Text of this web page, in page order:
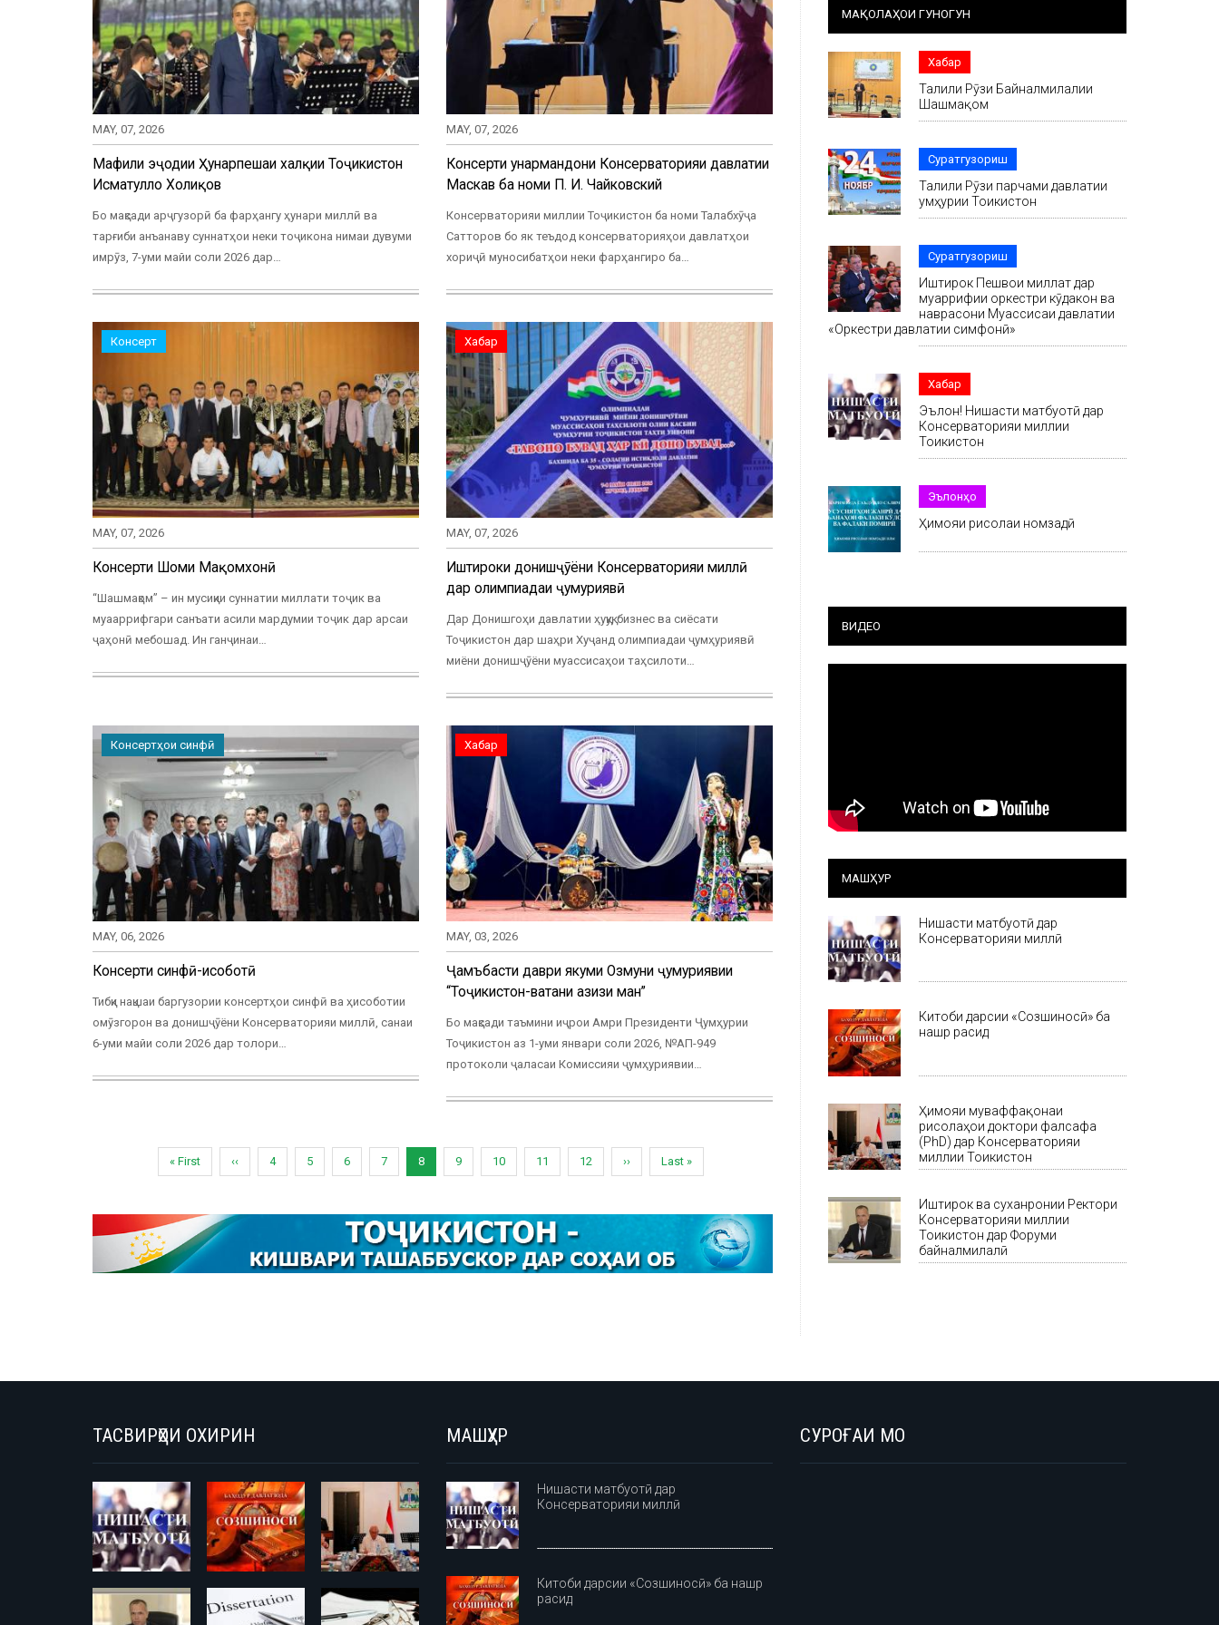
MAY, 07, 2026
Маҳфили эҷодии Ҳунарпешаи халқии Тоҷикистон
Исматулло Холиқов
Бо мақсади арҷгузорӣ ба фарҳангу ҳунари миллӣ ва
тарғиби анъанаву суннатҳои неки тоҷикона нимаи дувуми
имрӯз, 7-уми майи соли 2026 дар…
MAY, 07, 2026
Консерти ҳунармандони Консерваторияи давлатии
Маскав ба номи П. И. Чайковский
Консерваторияи миллии Тоҷикистон ба номи Талабхӯҷа
Сатторов бо як теъдод консерваторияҳои давлатҳои
хориҷӣ муносибатҳои неки фарҳангиро ба…
Консерт
MAY, 07, 2026
Консерти Шоми Мақомхонӣ
“Шашмақом” – ин мусиқии суннатии миллати тоҷик ва
муааррифгари санъати асили мардумии тоҷик дар арсаи
ҷаҳонӣ мебошад. Ин ганҷинаи…
Хабар
MAY, 07, 2026
Иштироки донишҷӯёни Консерваторияи миллӣ
дар олимпиадаи ҷумҳуриявӣ
Дар Донишгоҳи давлатии ҳуқуқ, бизнес ва сиёсати
Тоҷикистон дар шаҳри Хуҷанд олимпиадаи ҷумҳуриявӣ
миёни донишҷӯёни муассисаҳои таҳсилоти…
Консертҳои синфӣ
MAY, 06, 2026
Консерти синфӣ-ҳисоботӣ
Тибқи нақшаи баргузории консертҳои синфӣ ва ҳисоботии
омӯзгорон ва донишҷӯёни Консерваторияи миллӣ, санаи
6-уми майи соли 2026 дар толори…
Хабар
MAY, 03, 2026
Ҷамъбасти даври якуми Озмуни ҷумҳуриявии
“Тоҷикистон-ватани азизи ман”
Бо мақсади таъмини иҷрои Амри Президенти Ҷумҳурии
Тоҷикистон аз 1-уми январи соли 2026, №АП-949
протоколи ҷаласаи Комиссияи ҷумҳуриявии…
First
page
« First
Previous
page
‹‹ Page
4 Page
5 Page
6 Page
7
Current
page
8 Page
9 Page
10 Page
11 Page
12
Next
page
››
Last
page
Last »
МАҚОЛАҲОИ ГУНОГУН
Хабар
Таҷлили Рӯзи Байналмилалии
Шашмақом
Суратгузориш
Таҷлили Рӯзи парчами давлатии
ҷумҳурии Тоҷикистон
Суратгузориш
Иштирок Пешвои миллат дар
муаррифии оркестри кӯдакон ва
наврасони Муассисаи давлатии
«Оркестри давлатии симфонӣ»
Хабар
Эълон! Нишасти матбуотӣ дар
Консерваторияи миллии
Тоҷикистон
Эълонҳо
Ҳимояи рисолаи номзадӣ
ВИДЕО
МАШҲУР
Нишасти матбуотӣ дар
Консерваторияи миллӣ
Китоби дарсии «Созшиносӣ» ба
нашр расид
Ҳимояи муваффақонаи
рисолаҳои доктори фалсафа
(PhD) дар Консерваторияи
миллии Тоҷикистон
Иштирок ва суханронии Ректори
Консерваторияи миллии
Тоҷикистон дар Форуми
байналмилалӣ
ТАСВИРҲОИ ОХИРИН МАШҲУР
Нишасти матбуотӣ дар
Консерваторияи миллӣ
Китоби дарсии «Созшиносӣ» ба нашр
расид
СУРОҒАИ МО